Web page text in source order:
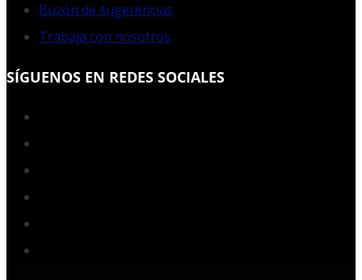
Buzón de sugerencias
Trabaja con nosotros
SÍGUENOS EN REDES SOCIALES